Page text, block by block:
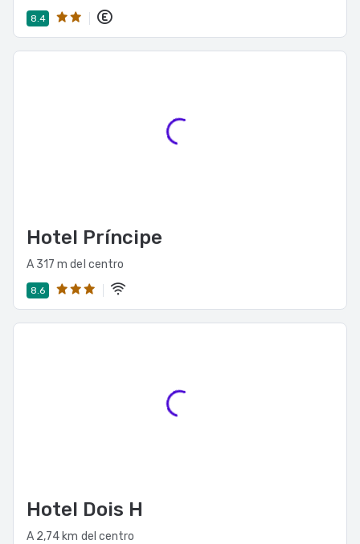
8.4
Hotel Príncipe
A 317 m del centro
8.6
Hotel Dois H
A 2,74 km del centro